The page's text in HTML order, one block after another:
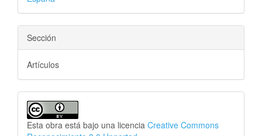
Sección
Artículos
Esta obra está bajo una licencia Creative Commons